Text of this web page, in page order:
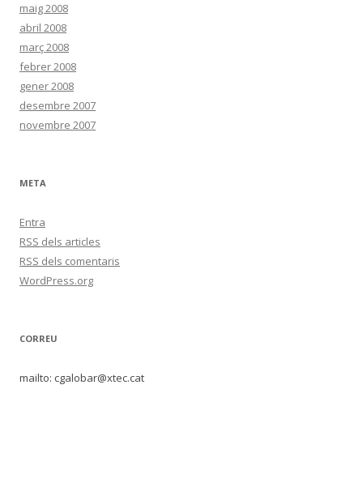
maig 2008
abril 2008
març 2008
febrer 2008
gener 2008
desembre 2007
novembre 2007
META
Entra
RSS dels articles
RSS dels comentaris
WordPress.org
CORREU
mailto: cgalobar@xtec.cat